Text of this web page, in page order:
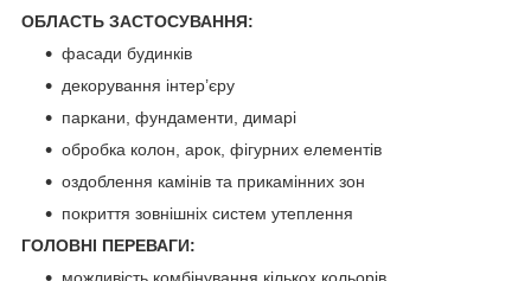
ОБЛАСТЬ ЗАСТОСУВАННЯ:
фасади будинків
декорування інтер’єру
паркани, фундаменти, димарі
обробка колон, арок, фігурних елементів
оздоблення камінів та прикамінних зон
покриття зовнішніх систем утеплення
ГОЛОВНІ ПЕРЕВАГИ:
можливість комбінування кількох кольорів